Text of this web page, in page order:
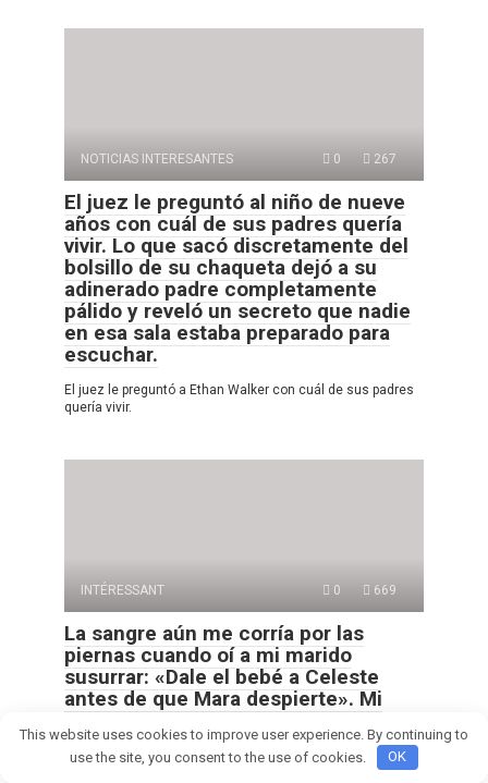
NOTICIAS INTERESANTES 0 267
El juez le preguntó al niño de nueve
años con cuál de sus padres quería
vivir. Lo que sacó discretamente del
bolsillo de su chaqueta dejó a su
adinerado padre completamente
pálido y reveló un secreto que nadie
en esa sala estaba preparado para
escuchar.
El juez le preguntó a Ethan Walker con cuál de sus padres
quería vivir.
INTÉRESSANT 0 669
La sangre aún me corría por las
piernas cuando oí a mi marido
susurrar: «Dale el bebé a Celeste
antes de que Mara despierte». Mi
hermana adoptiva ya estaba llamando
a mi recién nacido suyo.
This website uses cookies to improve user experience. By continuing to
use the site, you consent to the use of cookies.
OK